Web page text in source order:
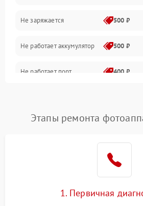
Объективы
Программные сбои
Коммуникации и интерфейсы
Не заряжается 500 ₽
Не работает аккумулятор 500 ₽
Не работает порт 400 ₽
Этапы ремонта
1. Первичная